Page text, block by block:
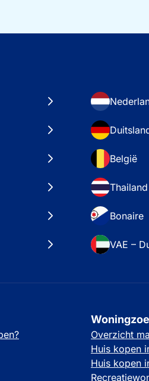
België
Thailand
Bonaire
VAE –
Overzicht
Huis kopen
Huis kopen